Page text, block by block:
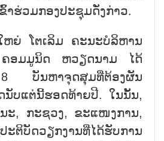
າຮ່ວມກອງປະຊຸມດັ່ງກ່າວ.
ຫຍ່ ໂຕເລິມ ຄະນະບໍລິຫານ
ຄອມມູນິດ ຫວຽດນາມ ໄດ້
ບັນຫາຈຸດສຸມທີ່ຕ້ອງຜັນ
ບແຕ່ນີ້ຮອດທ້າຍປີ. ໃນນັ້ນ,
ະ, ກະຊວງ, ຂະແໜງການ,
ບັດວຽກງານທີ່ໄດ້ຮັບການ